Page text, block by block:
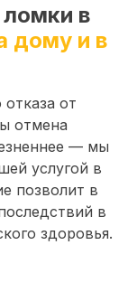
в
дому и в
от
отмена
— мы
услугой в
позволит в
в
здоровья.